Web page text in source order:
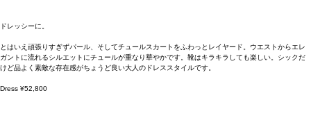
ドレッシーに。
とはいえ頑張りすぎずパール、そしてチュールスカートをふわっとレイヤード。ウエストからエレ
ガントに流れるシルエットにチュールが重なり華やかです。靴はキラキラしても楽しい。シックだ
けど品よく素敵な存在感がちょうど良い大人のドレススタイルです。
Dress ¥52,800